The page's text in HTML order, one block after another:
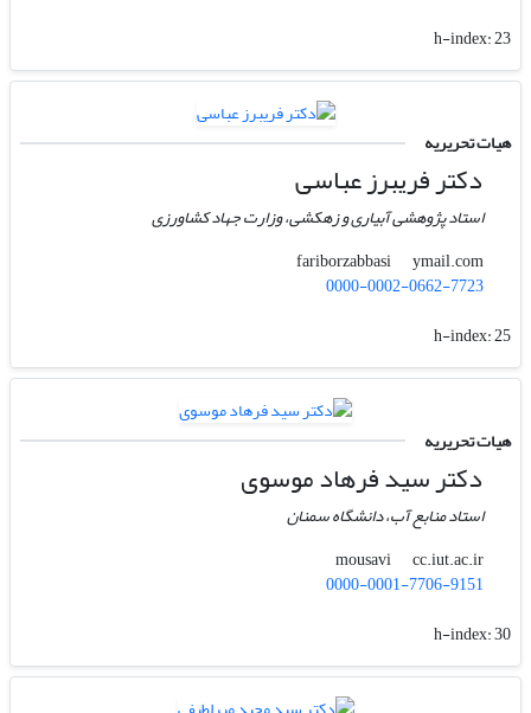
h-index:23
هیات تحریریه
دکتر فریبرز عباسی
استاد پژوهشی آبیاری و زهکشی، وزارت جهاد کشاورزی
fariborzabbasi
ymail.com
0000-0002-0662-7723
h-index:25
هیات تحریریه
دکتر سید فرهاد موسوی
استاد منابع آب، دانشگاه سمنان
mousavi
cc.iut.ac.ir
0000-0001-7706-9151
h-index:30